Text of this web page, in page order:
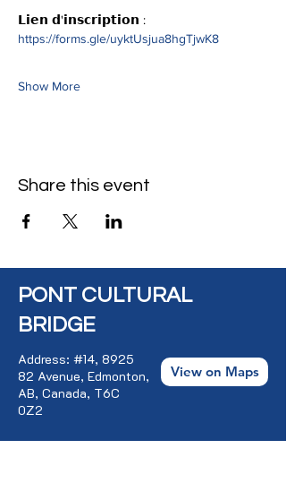
𝗟𝗶𝗲𝗻 𝗱'𝗶𝗻𝘀𝗰𝗿𝗶𝗽𝘁𝗶𝗼𝗻 :
https://forms.gle/uyktUsjua8hgTjwK8
Show More
Share this event
PONT CULTURAL
BRIDGE
Address: #14, 8925
82 Avenue, Edmonton,
AB, Canada, T6C
0Z2
View on Maps